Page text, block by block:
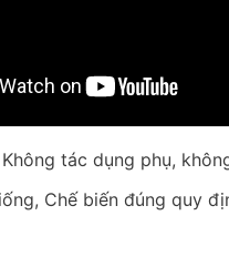
tác dụng phụ,
Chế biến đúng quy